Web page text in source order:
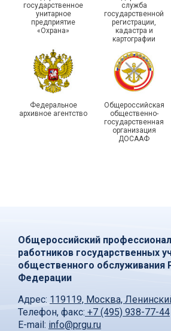
государственной
статистики отметили в
Республике Саха (Якутия)
государственное
унитарное
предприятие
«Охрана»
служба
государственной
регистрации,
кадастра и
картографии
Федеральное
архивное агентство
Общероссийская
общественно-
государственная
организация
ДОСААФ
Общероссийский
работников государственных
общественного обслуживания
Федерации
Адрес: 119119, Москва,
Телефон, факс: +7 (495) 938-77-44
E-mail: info@prgu.ru